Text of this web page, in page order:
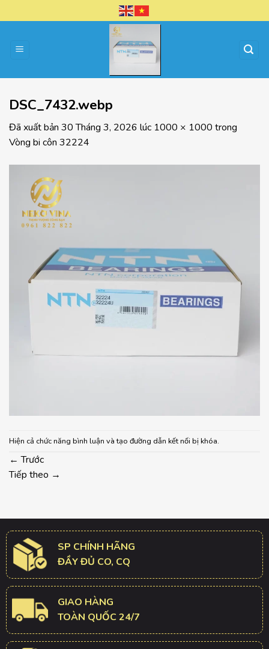
đến
dung
DSC_7432.webp
Đã xuất bản 30 Tháng 3, 2026 lúc 1000 × 1000 trong
Vòng bi côn 32224
Hiện cả chức năng bình luận và tạo đường dẫn kết nối bị khóa.
← Trước
Tiếp theo →
SP CHÍNH HÃNG
ĐẦY ĐỦ CO, CQ
GIAO HÀNG
TOÀN QUỐC 24/7